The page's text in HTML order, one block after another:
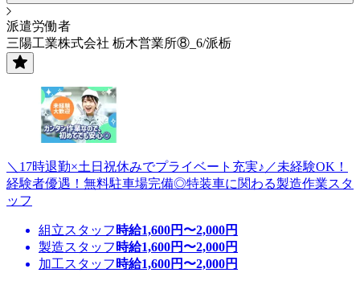
派遣労働者
三陽工業株式会社 栃木営業所⑧_6/派栃
＼17時退勤×土日祝休みでプライベート充実♪／未経験OK！
経験者優遇！無料駐車場完備◎特装車に関わる製造作業スタ
ッフ
組立スタッフ 時給1,600円〜2,000円
製造スタッフ 時給1,600円〜2,000円
加工スタッフ 時給1,600円〜2,000円